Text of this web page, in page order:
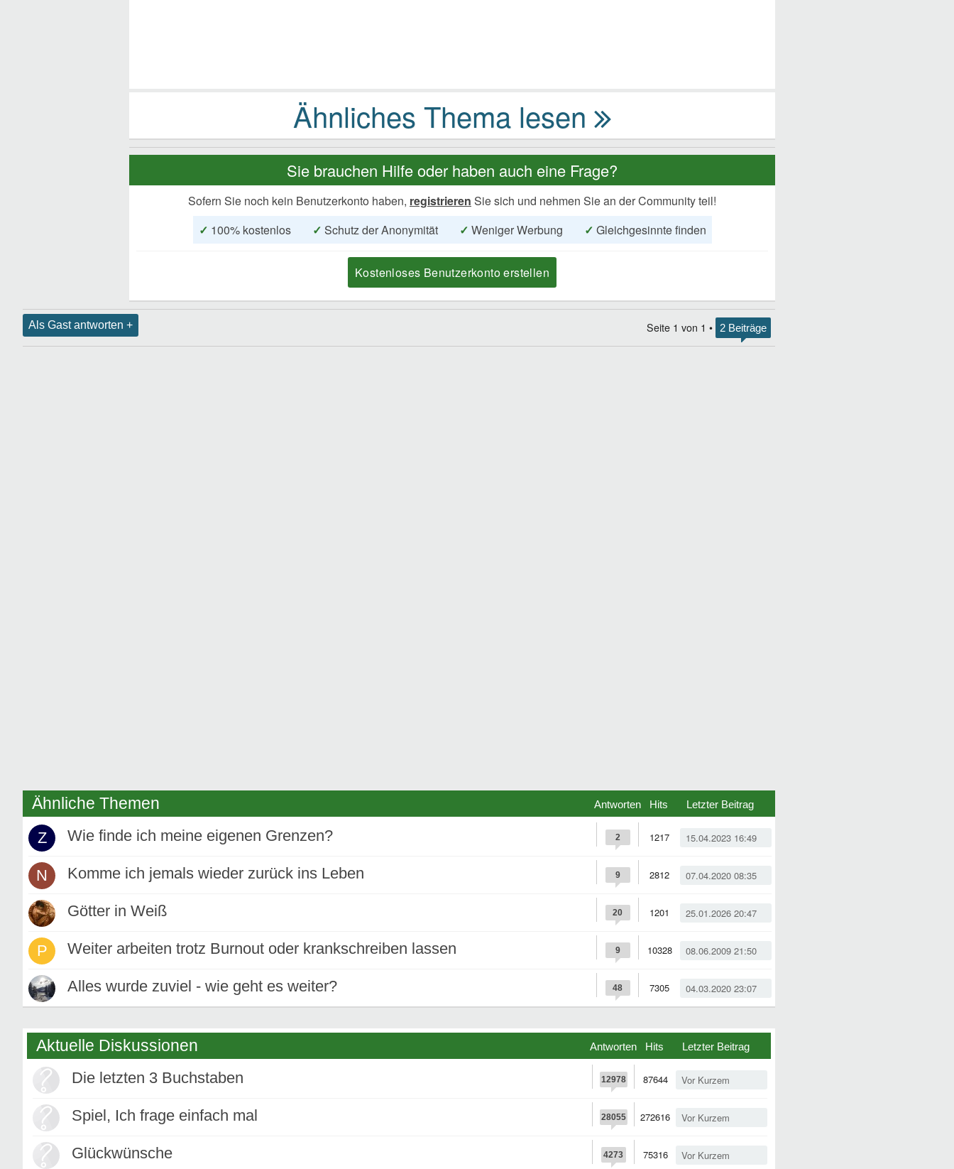
Sie brauchen Hilfe oder haben auch eine Frage?
Sofern Sie noch kein Benutzerkonto haben, registrieren Sie sich und nehmen Sie an der Community teil!
✓ 100% kostenlos ✓ Schutz der Anonymität ✓ Weniger Werbung ✓ Gleichgesinnte finden
Kostenloses Benutzerkonto erstellen
Als Gast antworten + Seite 1 von 1 • 2 Beiträge
Ähnliche Themen Hits
Antworten Letzter Beitrag
Z Wie finde ich meine eigenen Grenzen? 15.04.2023 16:49
1217
2
N Komme ich jemals wieder zurück ins Leben 07.04.2020 08:35
2812
9
Götter in Weiß 25.01.2026 20:47
1201
20
P Weiter arbeiten trotz Burnout oder krankschreiben lassen 08.06.2009 21:50
10328
9
Alles wurde zuviel - wie geht es weiter? 04.03.2020 23:07
7305
48
Aktuelle Diskussionen Hits
Antworten Letzter Beitrag
Die letzten 3 Buchstaben Vor Kurzem
87644
12978
Spiel, Ich frage einfach mal Vor Kurzem
272616
28055
Glückwünsche Vor Kurzem
75316
4273